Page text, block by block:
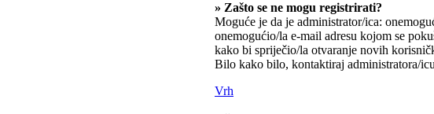
» Zašto se ne mogu registrirati?
Moguće je da je administrator/ica:
onemogućio/la e-mail adresu kojom se
kako bi spriječio/la otvaranje novih
Bilo kako bilo, kontaktiraj administratora/
Vrh